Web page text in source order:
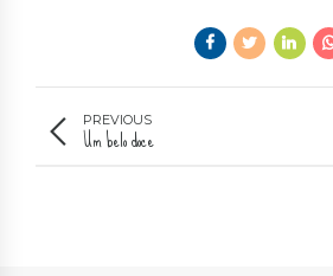
PREVIOUS
Um belo doce